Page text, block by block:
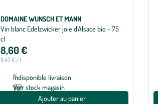
DOMAINE WUNSCH ET MANN
Vin blanc Edelzwicker joie d’Alsace bio - 75
cl
8,60 €
11,47 € / l
Indisponible livraison
Voir stock magasin
Ajouter au panier